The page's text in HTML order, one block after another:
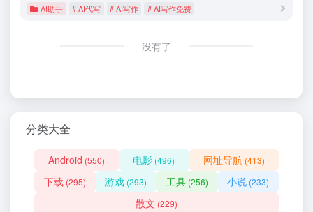
AI助手 # AI代写 # AI写作 # AI写作免费
没有了
分类大全
Android (550) 电影 (496) 网址导航 (413)
下载 (295) 游戏 (293) 工具(256) 小说 (233)
散文 (229)